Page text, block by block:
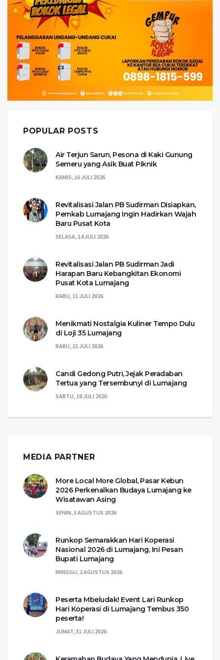
POPULAR POSTS
Air Terjun Sarun, Pesona di Kaki Gunung
Semeru yang Asik Buat Piknik
KAMIS, 16 JULI 2026
Revitalisasi Jalan PB Sudirman Disiapkan,
Pemkab Lumajang Ingin Hadirkan Wajah
Baru Pusat Kota
SELASA, 14 JULI 2026
Revitalisasi Jalan PB Sudirman Jadi
Harapan Baru Kebangkitan Ekonomi
Pusat Kota Lumajang
RABU, 15 JULI 2026
Menikmati Nostalgia Kuliner Tempo Dulu
di Loji 35 Lumajang
RABU, 15 JULI 2026
Candi Gedong Putri, Jejak Peradaban
Tertua yang Tersembunyi di Lumajang
SABTU, 18 JULI 2026
MEDIA PARTNER
More Local More Global, Pasar Kebun
2026 Perkenalkan Budaya Lumajang ke
Wisatawan Asing
SENIN, 3 AGUSTUS 2026
Runkop Semarakkan Hari Koperasi
Nasional 2026 di Lumajang, Ini Pesan
Bupati Lumajang
MINGGU, 2 AGUSTUS 2026
Peserta Mbeludak! Event Lari Runkop
Hari Koperasi di Lumajang Tembus 350
peserta!
JUMAT, 31 JULI 2026